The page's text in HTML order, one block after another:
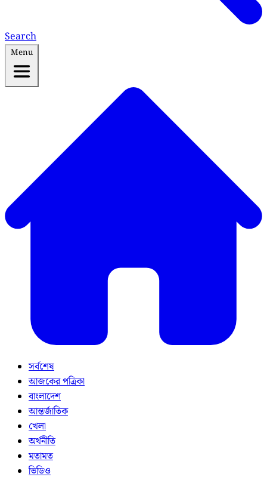
Search
Menu
সর্বশেষ
আজকের পত্রিকা
বাংলাদেশ
আন্তর্জাতিক
খেলা
অর্থনীতি
মতামত
ভিডিও